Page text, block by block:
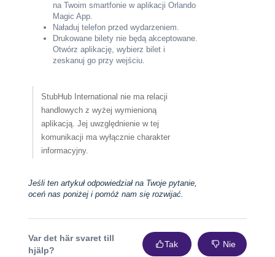
na Twoim smartfonie w aplikacji Orlando
Magic App.
Naładuj telefon przed wydarzeniem.
Drukowane bilety nie będą akceptowane.
Otwórz aplikację, wybierz bilet i
zeskanuj go przy wejściu.
StubHub International nie ma relacji
handlowych z wyżej wymienioną
aplikacją. Jej uwzględnienie w tej
komunikacji ma wyłącznie charakter
informacyjny.
Jeśli ten artykuł odpowiedział na Twoje pytanie,
oceń nas poniżej i pomóż nam się rozwijać.
Var det här svaret till
hjälp?
Tak Nie